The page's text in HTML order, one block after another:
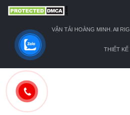
VẬN TẢI HOÀNG MINH. All
THIẾT KẾ